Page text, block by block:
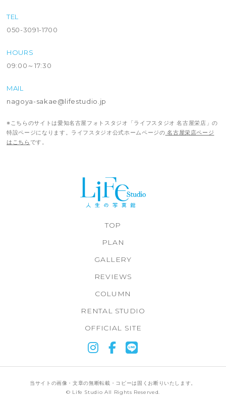
TEL
050-3091-1700
HOURS
09:00～17:30
MAIL
nagoya-sakae@lifestudio.jp
※こちらのサイトは愛知名古屋フォトスタジオ「ライフスタジオ 名古屋栄店」の
特設ページになります。ライフスタジオ公式ホームページの 名古屋栄店ページ
はこちら です。
TOP
PLAN
GALLERY
REVIEWS
COLUMN
RENTAL STUDIO
OFFICIAL SITE
当サイトの画像・文章の無断転載・コピーは固くお断りいたします。
© Life Studio All Rights Reserved.